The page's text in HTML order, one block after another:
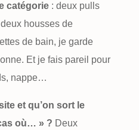
catégorie: deux pulls
housses de
de bain, je garde
Et je fais pareil pour
nappe…
et qu’on sort le
où… » ? Deux